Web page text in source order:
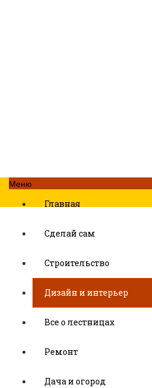
Меню
Главная
Сделай сам
Строительство
Дизайн и интерьер
Все о лестницах
Ремонт
Дача и огород